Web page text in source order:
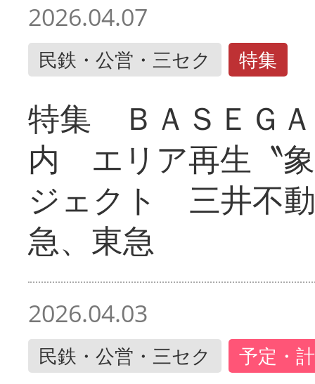
2026.04.07
民鉄・公営・三セク 特集
特集 ＢＡＳＥＧ
内 エリア再生〝
ジェクト 三井不
急、東急
2026.04.03
民鉄・公営・三セク 予定・